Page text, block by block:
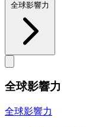
全球影響力
全球影響力
全球影響力